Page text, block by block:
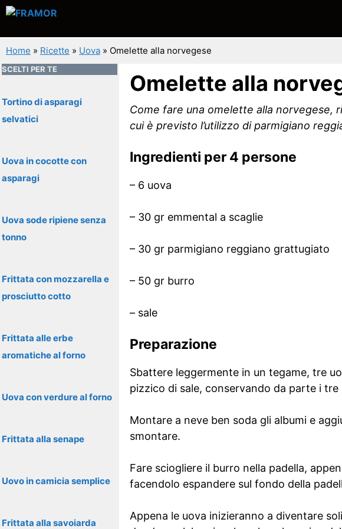
Vai
contenuto
Home » Ricette » Uova » Omelette alla norvegese
Omelette alla
Come fare una omelette alla norvegese,
cui è previsto l’utilizzo di parmigiano
Ingredienti per 4 persone
– 6 uova
– 30 gr emmental a scaglie
– 30 gr parmigiano reggiano grattugiato
– 50 gr burro
– sale
Preparazione
Sbattere leggermente in un tegame, tre
pizzico di sale, conservando da parte i tre
Montare a neve ben soda gli albumi e
smontare.
Fare sciogliere il burro nella padella,
facendolo espandere sul fondo della
Appena le uova inizieranno a diventare
SCELTI PER TE
Tortino di asparagi
selvatici
Uova in cocotte con
asparagi
Uova sode ripiene senza
tonno
Frittata con mozzarella e
prosciutto cotto
Frittata alle erbe
aromatiche al forno
Uova con verdure al forno
Frittata alla senape
Uovo in camicia semplice
Frittata alla savoiarda